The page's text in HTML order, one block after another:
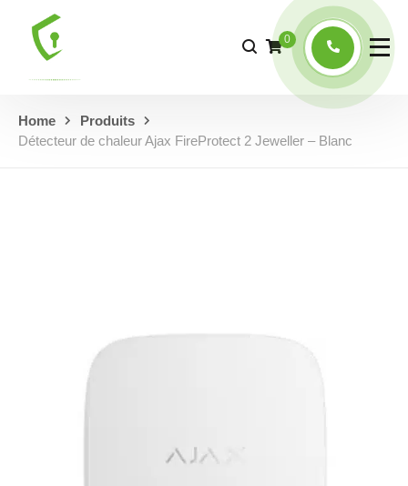
0
Home
Produits
Détecteur de chaleur Ajax FireProtect 2 Jeweller – Blanc